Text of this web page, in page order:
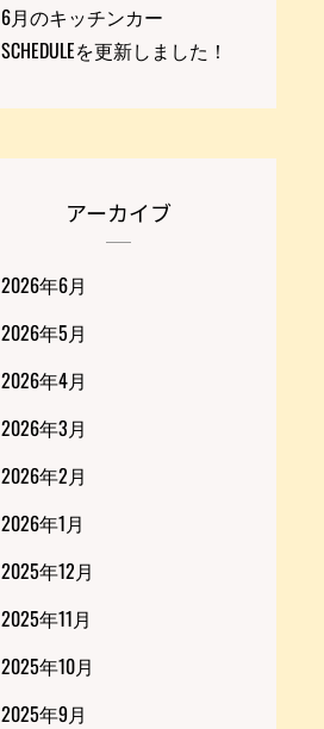
6月のキッチンカー
SCHEDULEを更新しました！
アーカイブ
2026年6月
2026年5月
2026年4月
2026年3月
2026年2月
2026年1月
2025年12月
2025年11月
2025年10月
2025年9月